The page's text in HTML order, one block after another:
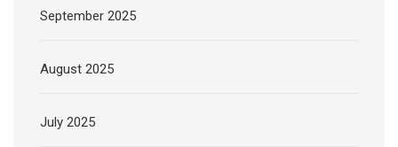
September 2025
August 2025
July 2025